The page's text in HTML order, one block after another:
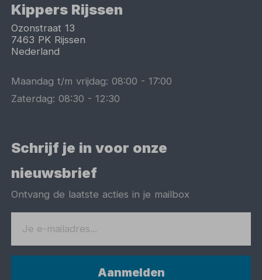
Kippers Rijssen
Ozonstraat 13
7463 PK Rijssen
Nederland
Maandag t/m vrijdag:08:00 -17:00
Zaterdag:08:30 -12:30
Schrijf je in voor onze
nieuwsbrief
Ontvang de laatste acties in je mailbox
Aanmelden